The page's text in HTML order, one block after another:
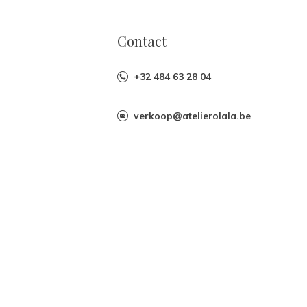
Contact
+32 484 63 28 04
verkoop@atelierolala.be